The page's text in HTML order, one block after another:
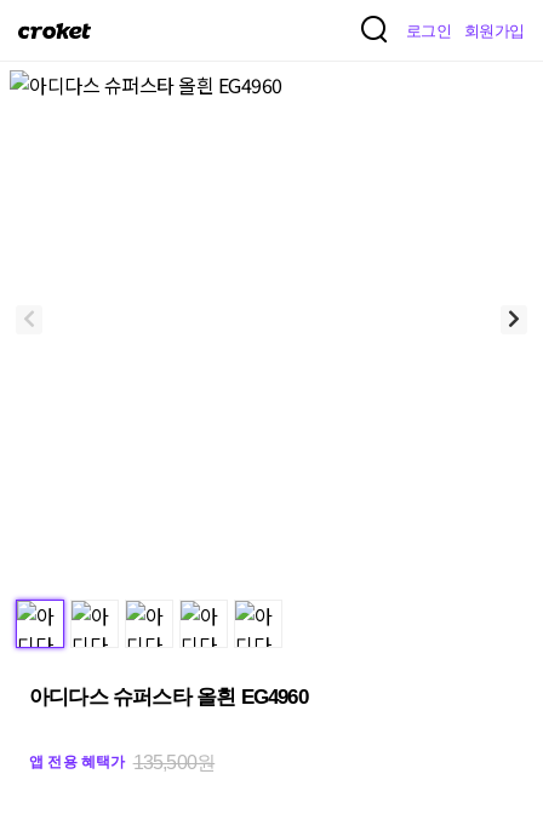
크
켓
로그인 회원가입
아디다스 슈퍼스타 올흰 EG4960
앱 전용 혜택가 135,500원